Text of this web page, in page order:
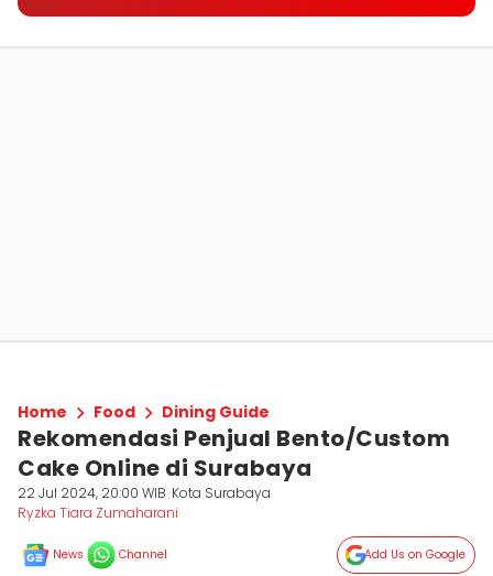
Home Food Dining Guide
Rekomendasi Penjual Bento/Custom
Cake Online di Surabaya
22 Jul 2024, 20:00 WIB Kota Surabaya
Ryzka Tiara Zumaharani
News Channel Add Us on Google